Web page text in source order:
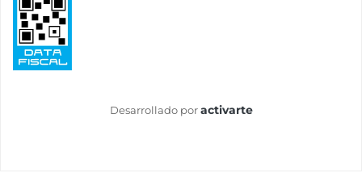
Desarrollado por activarte